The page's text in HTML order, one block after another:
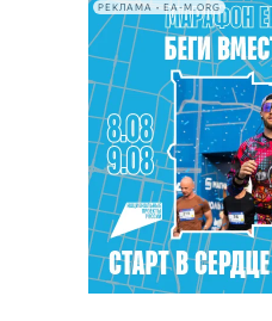
РЕКЛАМА • EA-M.ORG